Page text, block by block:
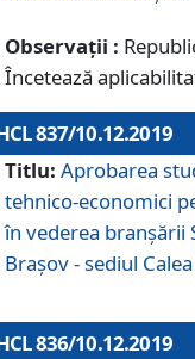
Observații :
Încetează
837/10.12.2019
Titlu: Aprobarea
tehnico-economici
în vederea branșării
Brașov - sediul
836/10.12.2019